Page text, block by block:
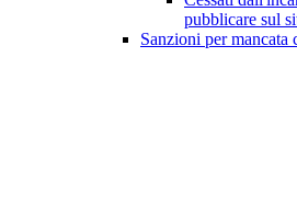
pubblicare sul
Sanzioni per mancata